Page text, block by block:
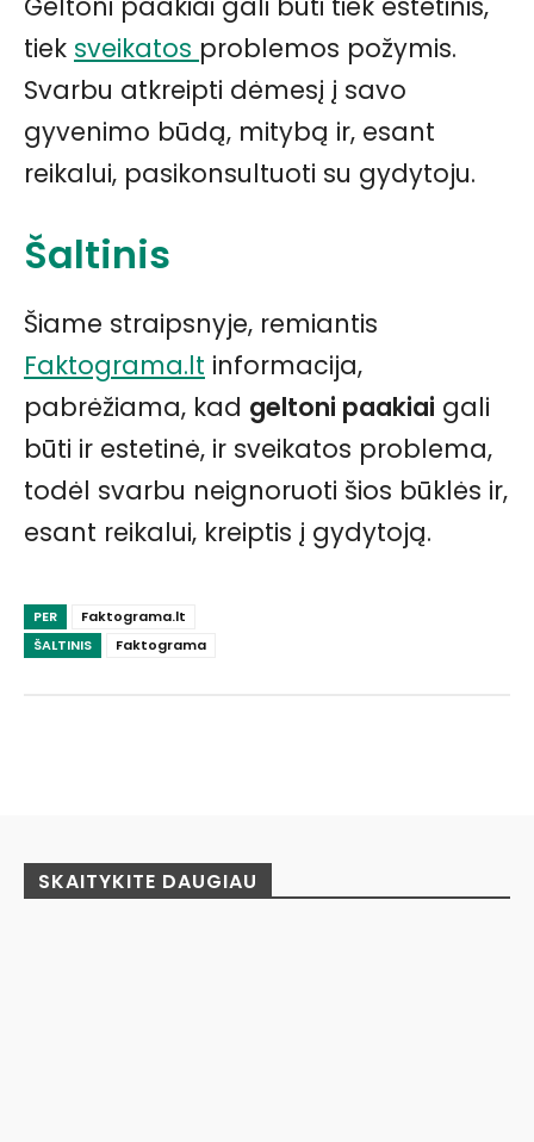
Geltoni paakiai gali būti tiek estetinis,
tiek sveikatos problemos požymis.
Svarbu atkreipti dėmesį į savo
gyvenimo būdą, mitybą ir, esant
reikalui, pasikonsultuoti su gydytoju.
Šaltinis
Šiame straipsnyje, remiantis
Faktograma.lt informacija,
pabrėžiama, kad geltoni paakiai gali
būti ir estetinė, ir sveikatos problema,
todėl svarbu neignoruoti šios būklės ir,
esant reikalui, kreiptis į gydytoją.
PER
Faktograma.lt
ŠALTINIS
Faktograma
SKAITYKITE DAUGIAU